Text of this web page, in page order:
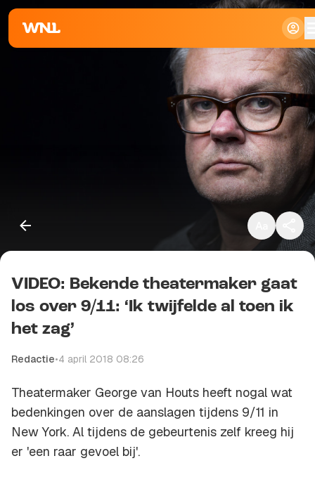
Klein
Standaard
Groot
Kopieer link
VIDEO: Bekende theatermaker gaat
los over 9/11: ‘Ik twijfelde al toen ik
het zag’
Redactie•4 april 2018 08:26
Theatermaker George van Houts heeft nogal wat
bedenkingen over de aanslagen tijdens 9/11 in
New York. Al tijdens de gebeurtenis zelf kreeg hij
er 'een raar gevoel bij'.